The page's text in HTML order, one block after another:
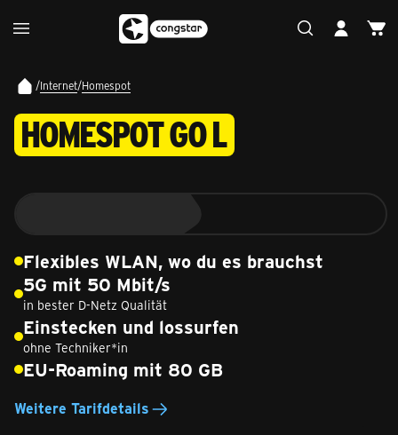
/Internet/Homespot
HOMESPOT GO L
Flexibles WLAN, wo du es brauchst
5G mit 50 Mbit/s
in bester D-Netz Qualität
Einstecken und lossurfen
ohne Techniker*in
EU-Roaming mit 80 GB
Weitere Tarifdetails